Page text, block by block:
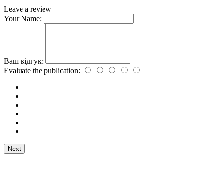
Leave a review
Your Name:
Ваш відгук:
Evaluate the publication:
Next